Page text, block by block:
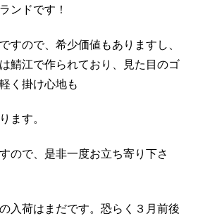
ンドです！
すので、希少価値もありますし、
鯖江で作られており、見た目のゴ
く掛け心地も
ます。
ので、是非一度お立ち寄り下さ
の入荷はまだです。恐らく３月前後